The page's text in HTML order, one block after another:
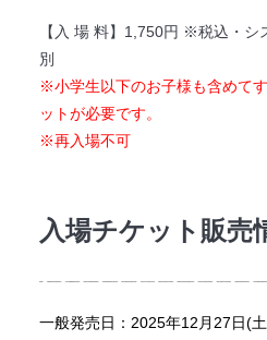
【入 場 料】1,750円 ※税込・シ
別
※小学生以下のお子様も含めて
ットが必要です。
※再入場不可
入場チケット販売
一般発売日：2025年12月27日(